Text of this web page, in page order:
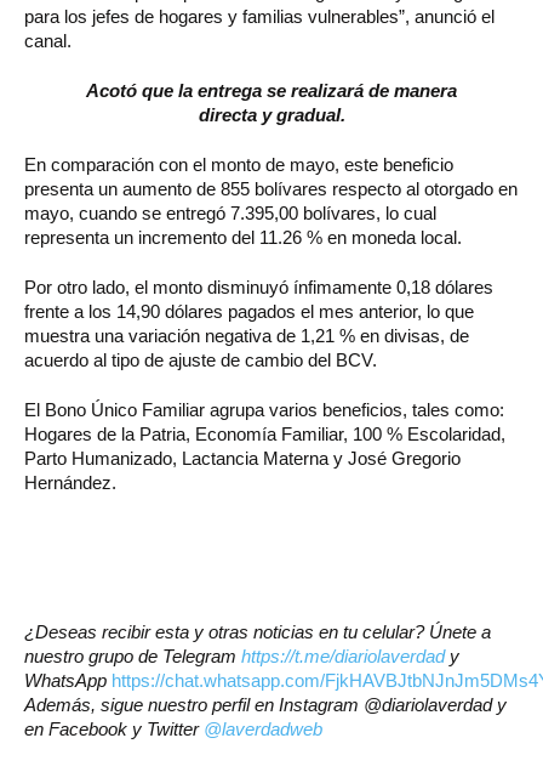
para los jefes de hogares y familias vulnerables”, anunció el
canal.
Acotó que la entrega se realizará de manera
directa y gradual.
En comparación con el monto de mayo, este beneficio
presenta un aumento de 855 bolívares respecto al otorgado en
mayo, cuando se entregó 7.395,00 bolívares, lo cual
representa un incremento del 11.26 % en moneda local.
Por otro lado, el monto disminuyó ínfimamente 0,18 dólares
frente a los 14,90 dólares pagados el mes anterior, lo que
muestra una variación negativa de 1,21 % en divisas, de
acuerdo al tipo de ajuste de cambio del BCV.
El Bono Único Familiar agrupa varios beneficios, tales como:
Hogares de la Patria, Economía Familiar, 100 % Escolaridad,
Parto Humanizado, Lactancia Materna y José Gregorio
Hernández.
¿Deseas recibir esta y otras noticias en tu celular? Únete a
nuestro grupo de Telegram https://t.me/diariolaverdady
WhatsApp https://chat.whatsapp.com/
Además, sigue nuestro perfil en Instagram @diariolaverdad y
en Facebook y Twitter @laverdadweb